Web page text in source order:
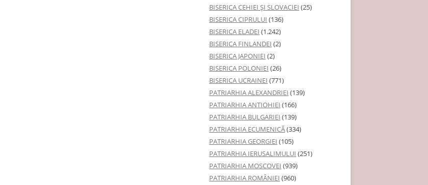
BISERICA CEHIEI ŞI SLOVACIEI (25)
BISERICA CIPRULUI (136)
BISERICA ELADEI (1.242)
BISERICA FINLANDEI (2)
BISERICA JAPONIEI (2)
BISERICA POLONIEI (26)
BISERICA UCRAINEI (771)
PATRIARHIA ALEXANDRIEI (139)
PATRIARHIA ANTIOHIEI (166)
PATRIARHIA BULGARIEI (139)
PATRIARHIA ECUMENICĂ(334)
PATRIARHIA GEORGIEI (105)
PATRIARHIA IERUSALIMULUI (251)
PATRIARHIA MOSCOVEI (939)
PATRIARHIA ROMÂNIEI (960)